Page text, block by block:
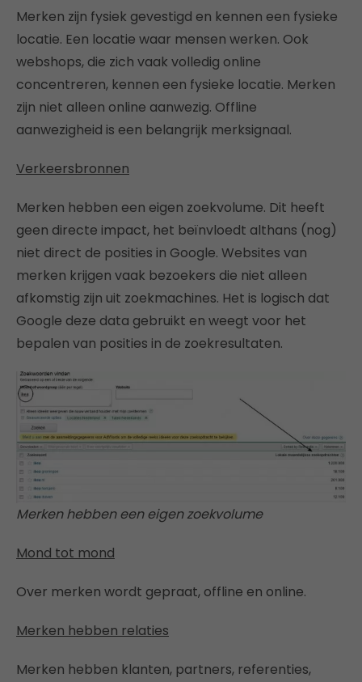
Merken zijn fysiek gevestigd en kennen een fysieke
locatie. Een locatie waar mensen werken. Ook
webshops, die zich vaak volledig online
concentreren, kennen een fysieke locatie. Merken
zijn niet alleen online aanwezig. Offline
aanwezigheid is een belangrijk merksignaal.
Verkeersbronnen
Merken hebben een eigen zoekvolume. Dit heeft
geen directe impact, het beïnvloedt althans (nog)
niet direct de posities in Google. Websites van
merken krijgen vaak bezoekers die niet alleen
afkomstig zijn uit zoekmachines. Het is logisch dat
Google deze data gebruikt en weegt voor het
bepalen van posities in de zoekresultaten.
Merken hebben een eigen zoekvolume
Mond tot mond
Over merken wordt gepraat, offline en online.
Merken hebben relaties
Merken hebben klanten, partners, referenties,